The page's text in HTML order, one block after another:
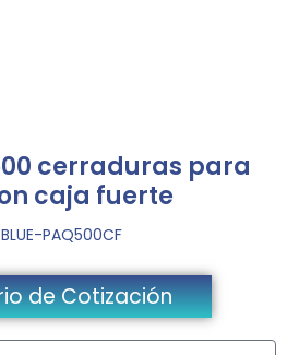
cerraduras para
caja fuerte
BLUE-PAQ500CF
de Cotización